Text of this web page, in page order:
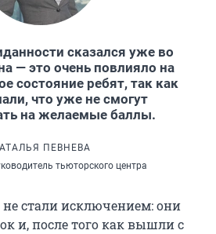
сказался уже во
— это очень повлияло на
состояние ребят, так как
что уже не смогут
на желаемые баллы.
ПЕВНЕВА
тьюторского центра
стали исключением: они
и, после того как вышли с